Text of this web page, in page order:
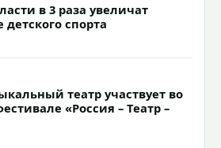
в 3 раза увеличат
спорта
театр участвует во
«Россия – Театр –